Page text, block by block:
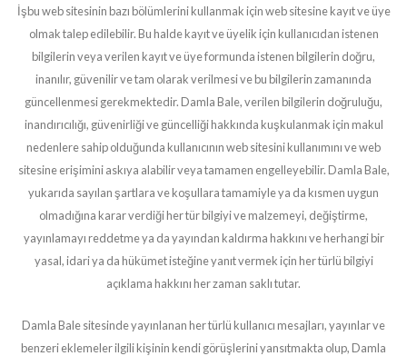
İşbu web sitesinin bazı bölümlerini kullanmak için web sitesine kayıt ve üye
olmak talep edilebilir. Bu halde kayıt ve üyelik için kullanıcıdan istenen
bilgilerin veya verilen kayıt ve üye formunda istenen bilgilerin doğru,
inanılır, güvenilir ve tam olarak verilmesi ve bu bilgilerin zamanında
güncellenmesi gerekmektedir. Damla Bale, verilen bilgilerin doğruluğu,
inandırıcılığı, güvenirliği ve güncelliği hakkında kuşkulanmak için makul
nedenlere sahip olduğunda kullanıcının web sitesini kullanımını ve web
sitesine erişimini askıya alabilir veya tamamen engelleyebilir. Damla Bale,
yukarıda sayılan şartlara ve koşullara tamamiyle ya da kısmen uygun
olmadığına karar verdiği her tür bilgiyi ve malzemeyi, değiştirme,
yayınlamayı reddetme ya da yayından kaldırma hakkını ve herhangi bir
yasal, idari ya da hükümet isteğine yanıt vermek için her türlü bilgiyi
açıklama hakkını her zaman saklı tutar.
Damla Bale sitesinde yayınlanan her türlü kullanıcı mesajları, yayınlar ve
benzeri eklemeler ilgili kişinin kendi görüşlerini yansıtmakta olup, Damla